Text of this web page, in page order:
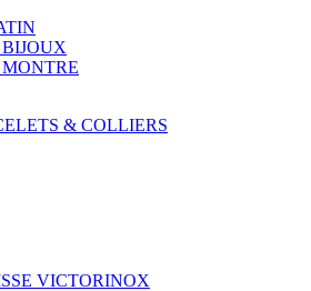
& COLLIERS
VICTORINOX